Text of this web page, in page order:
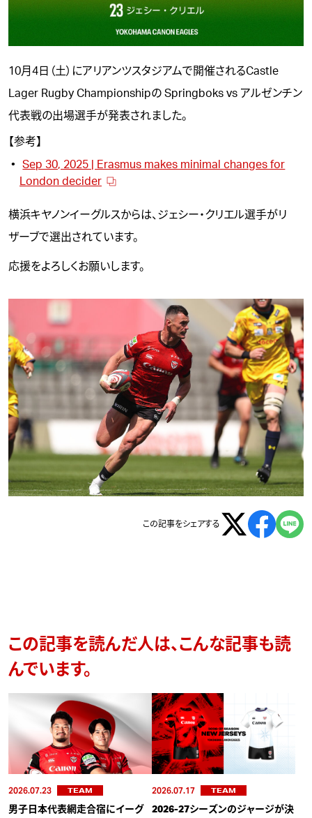
10月4日（土）にアリアンツスタジアムで開催されるCastle
Lager Rugby Championshipの Springboks vs アルゼンチン
代表戦の出場選手が発表されました。
【参考】
Sep 30, 2025 | Erasmus makes minimal changes for
London decider
横浜キヤノンイーグルスからは、 ジェシー・クリエル選手がリ
ザーブで選出されています。
応援をよろしくお願いします。
この記事をシェアする
この記事を読んだ人は、こんな記事も読
んでいます。
2026.07.23 TEAM
男子日本代表網走合宿にイーグ
2026.07.17 TEAM
2026-27シーズンのジャージが決